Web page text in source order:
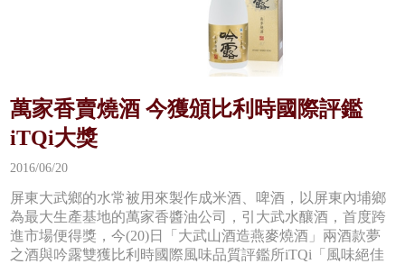
萬家香賣燒酒 今獲頒比利時國際評鑑
iTQi大獎
2016/06/20
屏東大武鄉的水常被用來製作成米酒、啤酒，以屏東內埔鄉
為最大生產基地的萬家香醬油公司，引大武水釀酒，首度跨
進市場便得獎，今(20)日「大武山酒造燕麥燒酒」兩酒款夢
之酒與吟露雙獲比利時國際風味品質評鑑所iTQi「風味絕佳